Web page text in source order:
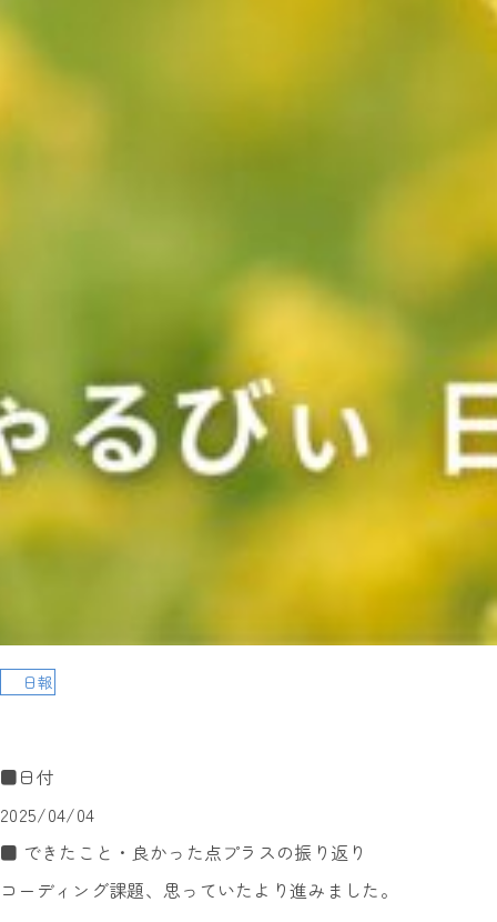
日報
■日付
2025/04/04
■ できたこと・良かった点プラスの振り返り
コーディング課題、思っていたより進みました。